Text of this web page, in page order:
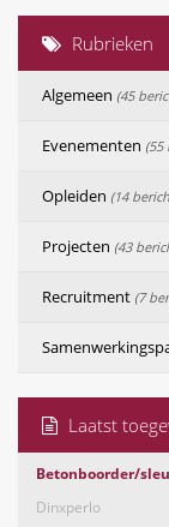
Rubrieken
Algemeen (45
Evenementen (55
Opleiden (14
Projecten (43
Recruitment (7
Laatst
Betonboorder/
Dinxperlo